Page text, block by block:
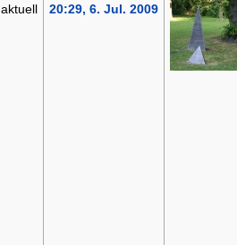
aktuell
20:29, 6. Jul. 2009